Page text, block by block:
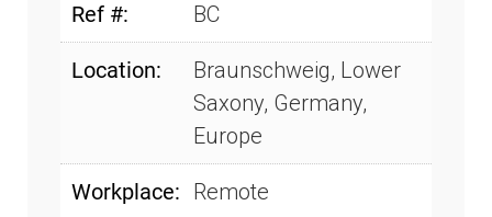
Ref #: BC
Location:
Braunschweig, Lower
Saxony, Germany,
Europe
Workplace: Remote